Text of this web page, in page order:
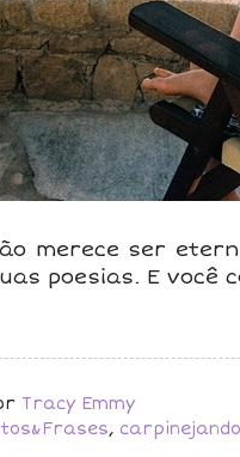
merece ser
poesias. E você
Tracy Emmy
, carpinejando